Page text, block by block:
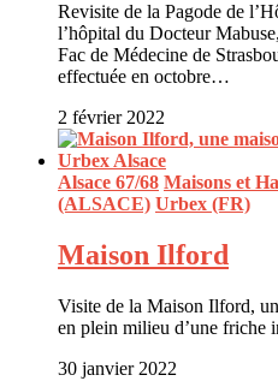
Revisite de la Pagode de
l’hôpital du Docteur
Fac de Médecine de
effectuée en octobre…
2 février 2022
Alsace 67/68 Maisons et
(ALSACE) Urbex (FR)
Maison Ilford
Visite de la Maison Ilford,
en plein milieu d’une
30 janvier 2022